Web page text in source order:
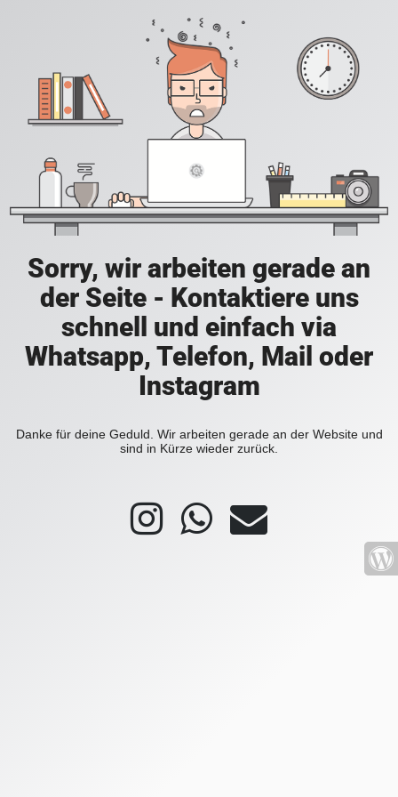
Sorry, wir arbeiten gerade an
der Seite - Kontaktiere uns
schnell und einfach via
Whatsapp, Telefon, Mail oder
Instagram
Danke für deine Geduld. Wir arbeiten gerade an der Website und
sind in Kürze wieder zurück.